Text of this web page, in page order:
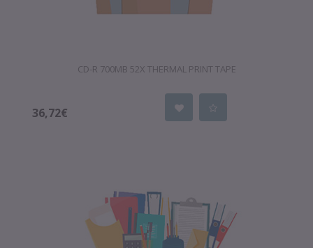
CD-R 700MB 52X THERMAL PRINT TAPE
36,72€